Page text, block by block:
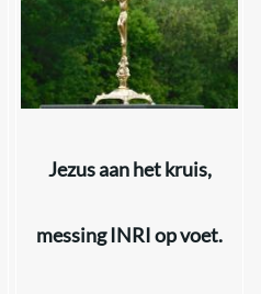
Jezus aan het kruis,
messing INRI op voet.